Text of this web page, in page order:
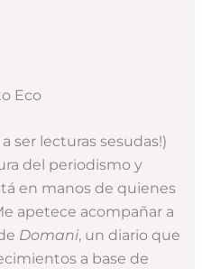
Eco
ser lecturas sesudas!)
del periodismo y
en manos de quienes
apetece acompañar a
Domani, un diario que
a base de